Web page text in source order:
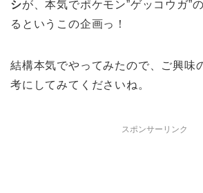
シが、本気でポケモン”ゲッコウガ”
るというこの企画っ！
結構本気でやってみたので、ご興味
考にしてみてくださいね。
スポンサーリンク